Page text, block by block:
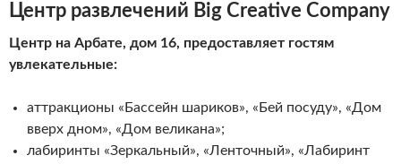
Центр развлечений Big Creative Company
Центр на Арбате, дом 16, предоставляет гостям
увлекательные:
аттракционы «Бассейн шариков», «Бей посуду», «Дом
вверх дном», «Дом великана»;
лабиринты «Зеркальный», «Ленточный», «Лабиринт